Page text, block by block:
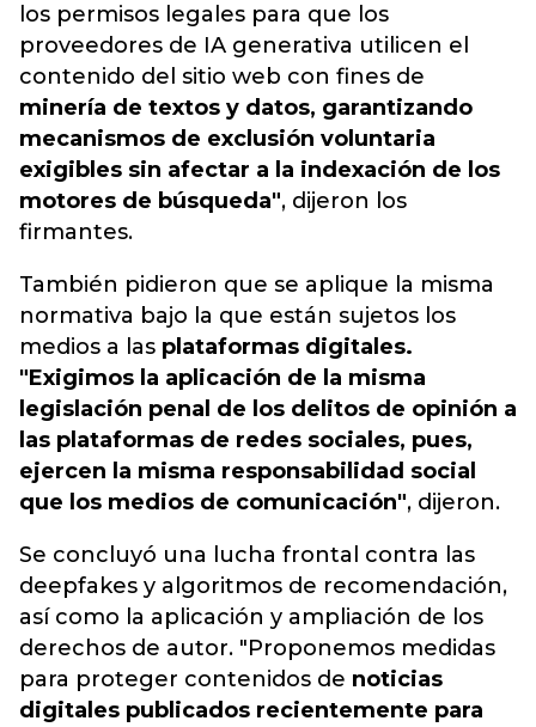
los permisos legales para que los
proveedores de IA generativa utilicen el
contenido del sitio web con fines de
minería de textos y datos, garantizando
mecanismos de exclusión voluntaria
exigibles sin afectar a la indexación de los
motores de búsqueda", dijeron los
firmantes.
También pidieron que se aplique la misma
normativa bajo la que están sujetos los
medios a las plataformas digitales.
"Exigimos la aplicación de la misma
legislación penal de los delitos de opinión a
las plataformas de redes sociales, pues,
ejercen la misma responsabilidad social
que los medios de comunicación", dijeron.
Se concluyó una lucha frontal contra las
deepfakes y algoritmos de recomendación,
así como la aplicación y ampliación de los
derechos de autor. "Proponemos medidas
para proteger contenidos de noticias
digitales publicados recientemente para